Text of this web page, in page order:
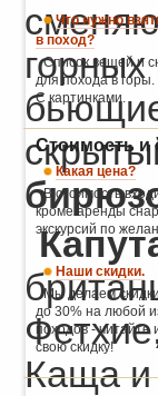
Каща и
Что нужно
в поход?
Список вещей и
для похода в горы.
С картинками.
Стоимость и
Какая цена?
В стоимость
кроме аренды
экскурсий по
Наши скидки.
Мы делаем
до 30% на любой
походов - читайте
свою скидку!